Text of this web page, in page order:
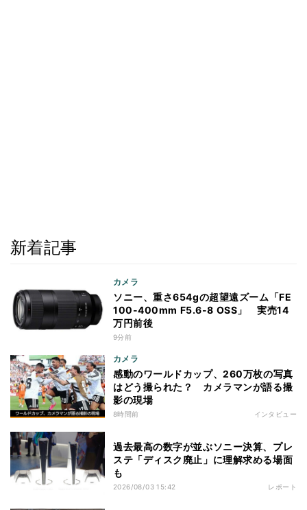
新着記事
カメラ
ソニー、重さ654gの超望遠ズーム「FE
100-400mm F5.6-8 OSS」 実売14
万円前後
9分前
カメラ
感動のワールドカップ、260万枚の写真
はどう撮られた？ カメラマンが語る撮
影の現場
8時間前 インタビュー
過去最高の数字が並ぶソニー決算、プレ
ステ「ディスク廃止」に理解求める場面
も
2026/08/03 15:42 レポート